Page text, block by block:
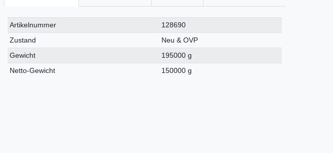
Technisches
Merkmal
Wert
Artikelnummer
128690
Zustand
Neu & OVP
Gewicht
195000 g
Netto-Gewicht
150000 g